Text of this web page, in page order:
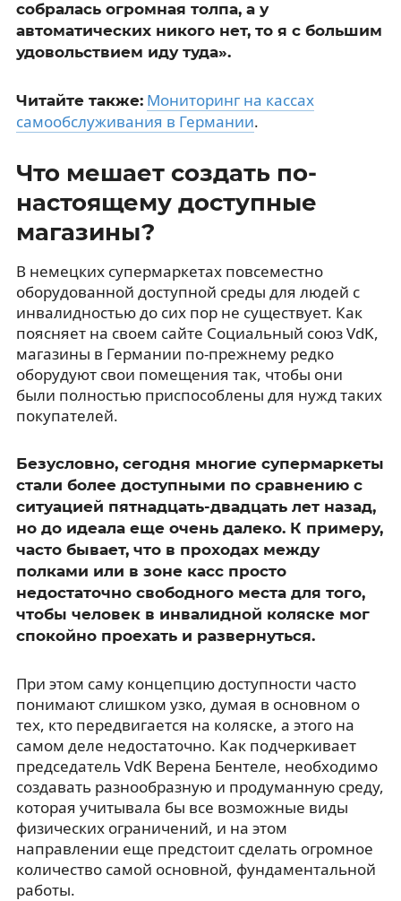
собралась огромная толпа, а у
автоматических никого нет, то я с большим
удовольствием иду туда».
Читайте также: Мониторинг на кассах
самообслуживания в Германии.
Что мешает создать по-
настоящему доступные
магазины?
В немецких супермаркетах повсеместно
оборудованной доступной среды для людей с
инвалидностью до сих пор не существует. Как
поясняет на своем сайте Социальный союз VdK,
магазины в Германии по-прежнему редко
оборудуют свои помещения так, чтобы они
были полностью приспособлены для нужд таких
покупателей.
Безусловно, сегодня многие супермаркеты
стали более доступными по сравнению с
ситуацией пятнадцать-двадцать лет назад,
но до идеала еще очень далеко. К примеру,
часто бывает, что в проходах между
полками или в зоне касс просто
недостаточно свободного места для того,
чтобы человек в инвалидной коляске мог
спокойно проехать и развернуться.
При этом саму концепцию доступности часто
понимают слишком узко, думая в основном о
тех, кто передвигается на коляске, а этого на
самом деле недостаточно. Как подчеркивает
председатель VdK Верена Бентеле, необходимо
создавать разнообразную и продуманную среду,
которая учитывала бы все возможные виды
физических ограничений, и на этом
направлении еще предстоит сделать огромное
количество самой основной, фундаментальной
работы.